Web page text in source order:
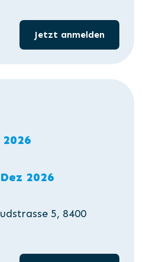
Jetzt anmelden
2026
5, 8400